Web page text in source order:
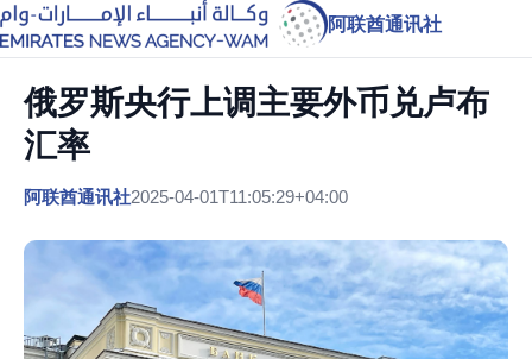
阿联酋通讯社
俄罗斯央行上调主要外币兑卢布
汇率
阿联酋通讯社2025-04-01T11:05:29+04:00